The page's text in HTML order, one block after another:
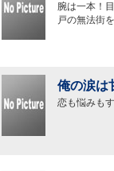
腕は一本！
戸の無法街
俺の涙は
恋も悩みも